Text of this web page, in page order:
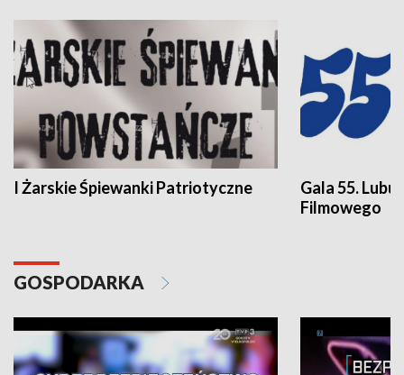
I Żarskie Śpiewanki Patriotyczne
Gala 55.
Filmowego
GOSPODARKA